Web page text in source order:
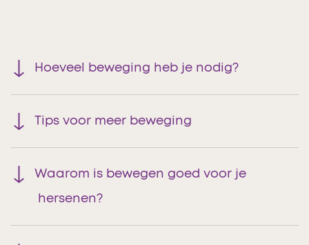
Hoeveel beweging heb je nodig?
Tips voor meer beweging
Waarom is bewegen goed voor je
hersenen?